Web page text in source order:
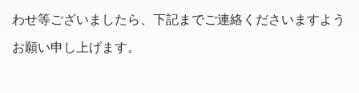
わせ等ございましたら、下記までご連絡くださいますよう
お願い申し上げます。